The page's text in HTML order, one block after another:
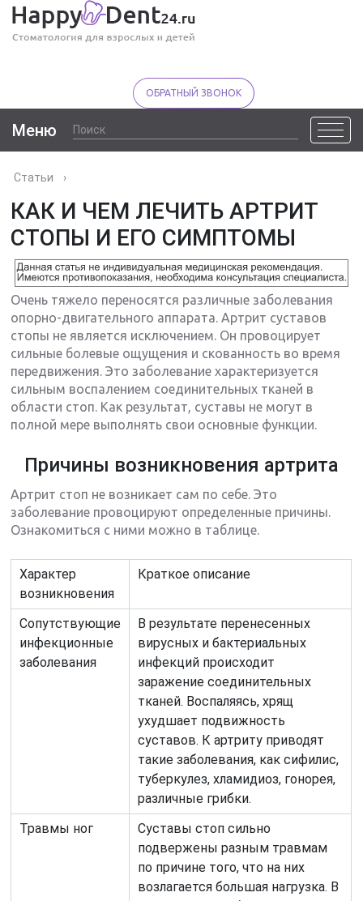
ОБРАТНЫЙ ЗВОНОК
Меню
Статьи ›
КАК И ЧЕМ ЛЕЧИТЬ АРТРИТ
СТОПЫ И ЕГО СИМПТОМЫ
Очень тяжело переносятся различные заболевания
опорно-двигательного аппарата. Артрит суставов
стопы не является исключением. Он провоцирует
сильные болевые ощущения и скованность во время
передвижения. Это заболевание характеризуется
сильным воспалением соединительных тканей в
области стоп. Как результат, суставы не могут в
полной мере выполнять свои основные функции.
Причины возникновения артрита
Артрит стоп не возникает сам по себе. Это
заболевание провоцируют определенные причины.
Ознакомиться с ними можно в таблице.
Характер
возникновения
Краткое описание
Сопутствующие
инфекционные
заболевания
В результате перенесенных
вирусных и бактериальных
инфекций происходит
заражение соединительных
тканей. Воспаляясь, хрящ
ухудшает подвижность
суставов. К артриту приводят
такие заболевания, как сифилис,
туберкулез, хламидиоз, гонорея,
различные грибки.
Травмы ног
Суставы стоп сильно
подвержены разным травмам
по причине того, что на них
возлагается большая нагрузка. В